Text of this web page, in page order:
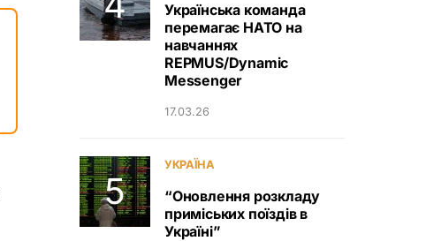
Українська команда
перемагає НАТО на
навчаннях
REPMUS/Dynamic
Messenger
17.03.26
УКРАЇНА
“Оновлення розкладу
приміських поїздів в
Україні”